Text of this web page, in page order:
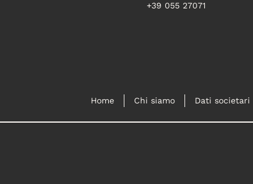
+39 055 27071
Home Chi siamo Dati societari